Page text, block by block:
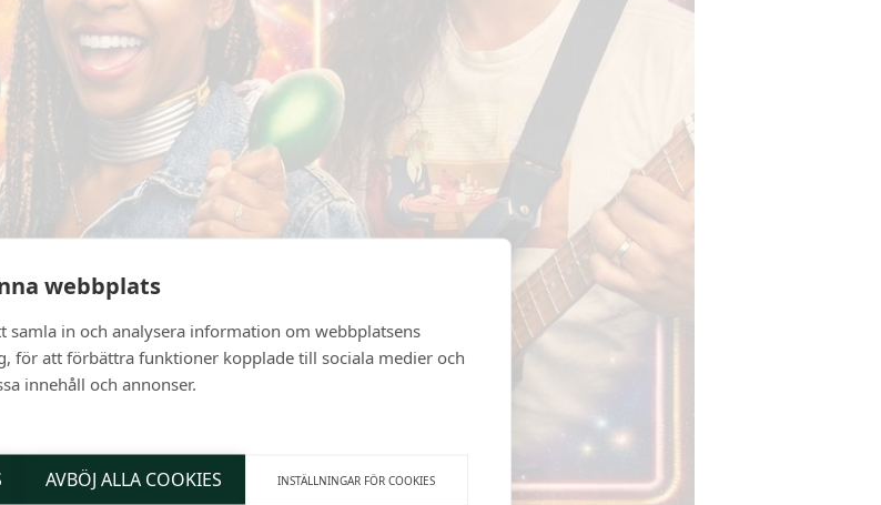
webbplats
samla in och analysera information om webbplatsens
för att förbättra funktioner kopplade till sociala medier och
innehåll och annonser.
AVBÖJ ALLA COOKIES INSTÄLLNINGAR FÖR COOKIES